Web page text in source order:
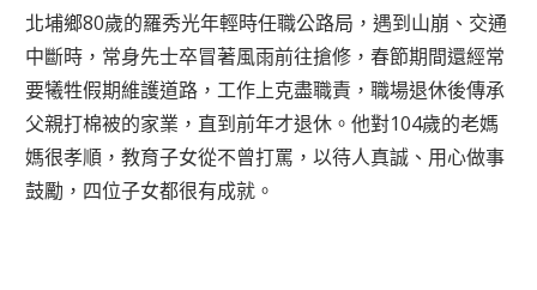
北埔鄉80歲的羅秀光年輕時任職公路局，遇到山崩、交通
中斷時，常身先士卒冒著風雨前往搶修，春節期間還經常
要犧牲假期維護道路，工作上克盡職責，職場退休後傳承
父親打棉被的家業，直到前年才退休。他對104歲的老媽
媽很孝順，教育子女從不曾打罵，以待人真誠、用心做事
鼓勵，四位子女都很有成就。